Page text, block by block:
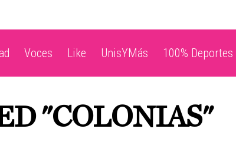
Voces Like UnisYMás 100% Deportes
"COLONIAS"